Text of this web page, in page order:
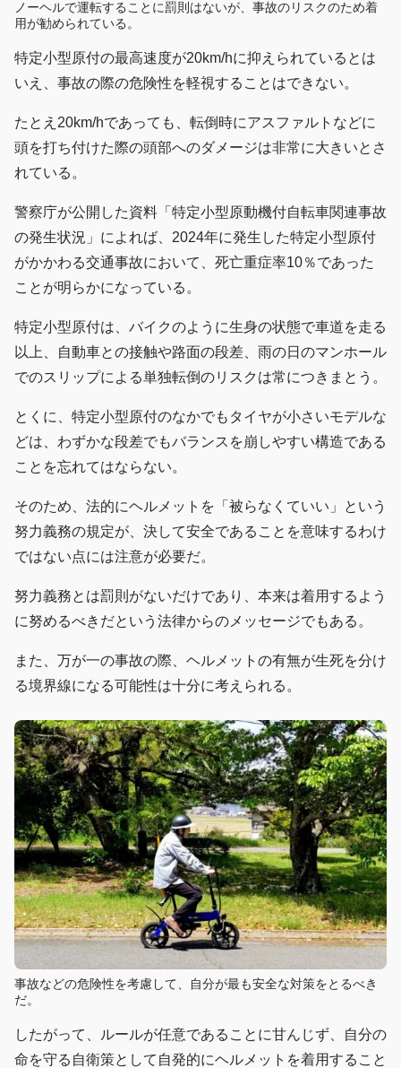
ノーヘルで運転することに罰則はないが、事故のリスクのため着
用が勧められている。
特定小型原付の最高速度が20km/hに抑えられているとは
いえ、事故の際の危険性を軽視することはできない。
たとえ20km/hであっても、転倒時にアスファルトなどに
頭を打ち付けた際の頭部へのダメージは非常に大きいとさ
れている。
警察庁が公開した資料「特定小型原動機付自転車関連事故
の発生状況」によれば、2024年に発生した特定小型原付
がかかわる交通事故において、死亡重症率10％であった
ことが明らかになっている。
特定小型原付は、バイクのように生身の状態で車道を走る
以上、自動車との接触や路面の段差、雨の日のマンホール
でのスリップによる単独転倒のリスクは常につきまとう。
とくに、特定小型原付のなかでもタイヤが小さいモデルな
どは、わずかな段差でもバランスを崩しやすい構造である
ことを忘れてはならない。
そのため、法的にヘルメットを「被らなくていい」という
努力義務の規定が、決して安全であることを意味するわけ
ではない点には注意が必要だ。
努力義務とは罰則がないだけであり、本来は着用するよう
に努めるべきだという法律からのメッセージでもある。
また、万が一の事故の際、ヘルメットの有無が生死を分け
る境界線になる可能性は十分に考えられる。
事故などの危険性を考慮して、自分が最も安全な対策をとるべき
だ。
したがって、ルールが任意であることに甘んじず、自分の
命を守る自衛策として自発的にヘルメットを着用すること